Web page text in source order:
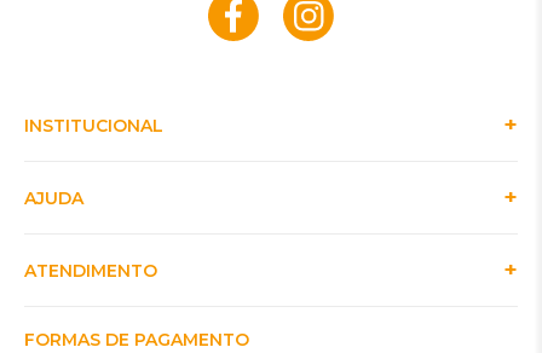
INSTITUCIONAL
AJUDA
ATENDIMENTO
FORMAS DE PAGAMENTO